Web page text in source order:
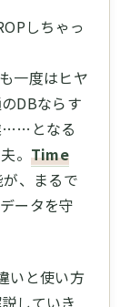
しちゃっ
一度はヒヤ
DBならす
……となる
。 Time
、まるで
ータを守
いと使い方
していき